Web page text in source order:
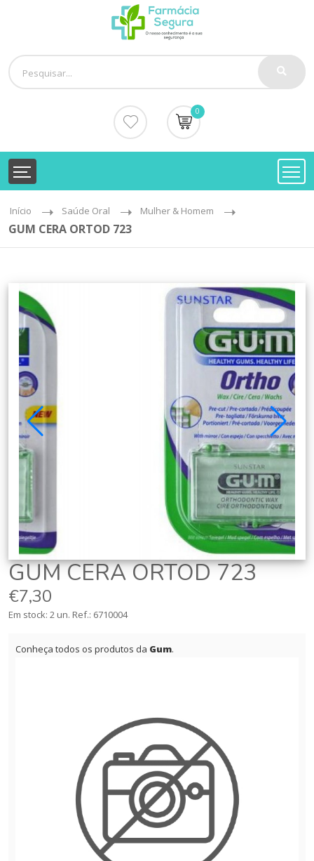
0
Início Saúde Oral Mulher & Homem
GUM CERA ORTOD 723
GUM CERA ORTOD 723
€7,30
Em stock: 2 un. Ref.: 6710004
Conheça todos os produtos da Gum.